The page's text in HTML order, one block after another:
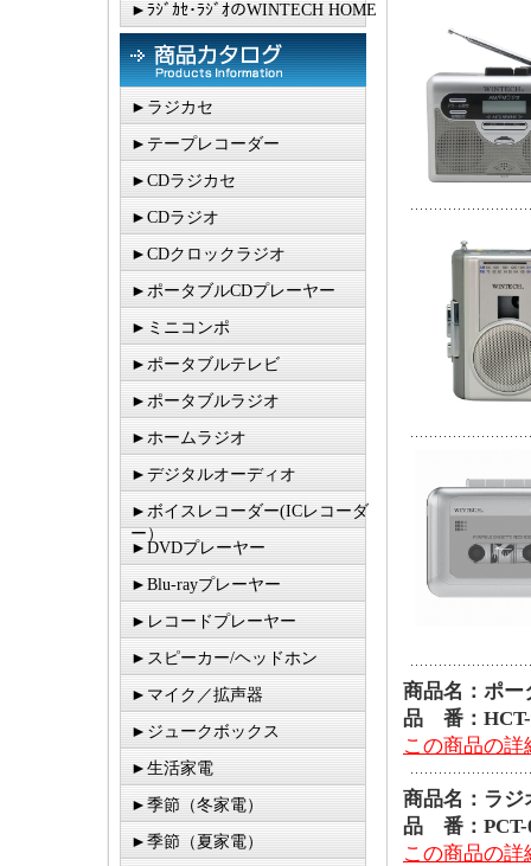
►ﾗｼﾞｶｾ･ﾗｼﾞｵのWINTECH HOME
►ラジカセ
►テープレコーダー
►CDラジカセ
►CDラジオ
►CDクロックラジオ
►ポータブルCDプレーヤー
►ミニコンポ
►ポータブルテレビ
►ポータブルラジオ
►ホームラジオ
►デジタルオーディオ
►ボイスレコーダー(ICレコーダ
ー）
►DVDプレーヤー
►Blu-rayプレーヤー
►レコードプレーヤー
►スピーカー/ヘッドホン
►マイク／拡声器
►ジュークボックス
►生活家電
►季節（冬家電）
►季節（夏家電）
商品名：ポ
品 番：
この商品の
商品名：ラジ
品 番：
この商品の